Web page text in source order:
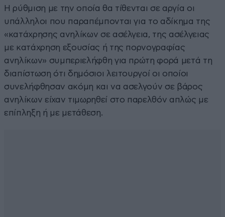
Η ρύθμιση με την οποία θα τίθενται σε αργία οι
υπάλληλοι που παραπέμπονται για το αδίκημα της
«κατάχρησης ανηλίκων σε ασέλγεια, της ασέλγειας
με κατάχρηση εξουσίας ή της πορνογραφίας
ανηλίκων» συμπεριελήφθη για πρώτη φορά μετά τη
διαπίστωση ότι δημόσιοι λειτουργοί οι οποίοι
συνελήφθησαν ακόμη και να ασελγούν σε βάρος
ανηλίκων είχαν τιμωρηθεί στο παρελθόν απλώς με
επίπληξη ή με μετάθεση.